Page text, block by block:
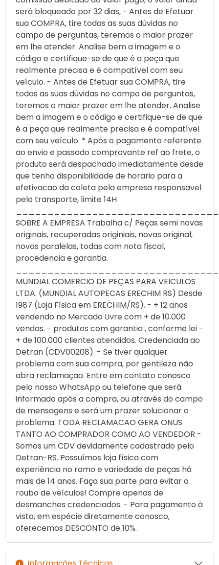
será bloqueado por 32 dias, - Antes de Efetuar
sua COMPRA, tire todas as suas dúvidas no
campo de perguntas, teremos o maior prazer
em lhe atender. Analise bem a imagem e o
código e certifique-se de que é a peça que
realmente precisa e é compatível com seu
veículo. - Antes de Efetuar sua COMPRA, tire
todas as suas dúvidas no campo de perguntas,
teremos o maior prazer em lhe atender. Analise
bem a imagem e o código e certifique-se de que
é a peça que realmente precisa e é compatível
com seu veículo. * Após o pagamento referente
ao envio e passado comprovante ref ao frete, o
produto será despachado imediatamente desde
que tenho disponibilidade de horario para a
efetivacao da coleta pela empresa responsavel
pelo transporte, limite 14H
SOBRE A EMPRESA Trabalha c/ Peças semi novas
originais, recuperadas originiais, novas original,
novas paralelas, todas com nota fiscal,
procedencia e garantia.
MUNDIAL COMERCIO DE PEÇAS PARA VEICULOS
LTDA. (MUNDIAL AUTOPECAS ERECHIM RS) Desde
1987 (Loja Física em ERECHIM/RS). - + 12 anos
vendendo no Mercado Livre com + de 10.000
vendas. - produtos com garantia , conforme lei -
+ de 100.000 clientes atendidos. Credenciada ao
Detran (CDV00208). - Se tiver qualquer
problema com sua compra, por gentileza não
abra reclamação. Entre em contato conosco
pelo nosso WhatsApp ou telefone que será
informado após a compra, ou através do campo
de mensagens e será um prazer solucionar o
problema. TODA RECLAMACAO GERA ONUS
TANTO AO COMPRADOR COMO AO VENDEDOR -
Somos um CDV devidamente cadastrado pelo
Detran-RS. Possuímos loja física com
experiência no ramo e variedade de peças há
mais de 14 anos. Faça sua parte para evitar o
roubo de veículos! Compre apenas de
desmanches credenciados. - Para pagamento à
vista, em espécie diretamente conosco,
oferecemos DESCONTO de 10%.